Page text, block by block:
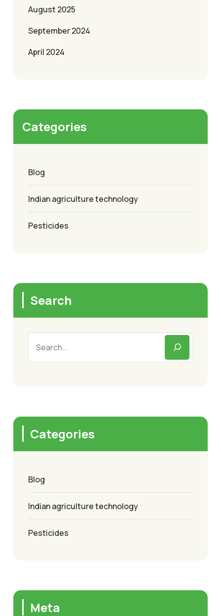
August 2025
September 2024
April 2024
Categories
Blog
Indian agriculture technology
Pesticides
Search
Categories
Blog
Indian agriculture technology
Pesticides
Meta